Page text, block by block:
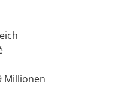
Millionen